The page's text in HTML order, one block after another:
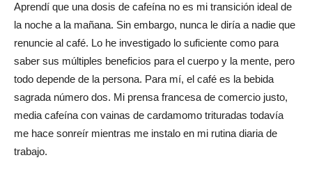
Aprendí que una dosis de cafeína no es mi transición ideal de
la noche a la mañana. Sin embargo, nunca le diría a nadie que
renuncie al café. Lo he investigado lo suficiente como para
saber sus múltiples beneficios para el cuerpo y la mente, pero
todo depende de la persona. Para mí, el café es la bebida
sagrada número dos. Mi prensa francesa de comercio justo,
media cafeína con vainas de cardamomo trituradas todavía
me hace sonreír mientras me instalo en mi rutina diaria de
trabajo.